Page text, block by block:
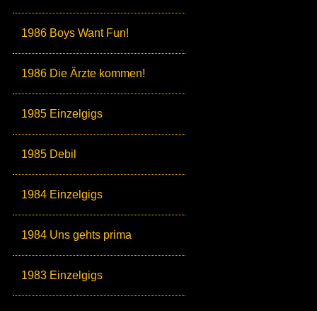
1986 Boys Want Fun!
1986 Die Ärzte kommen!
1985 Einzelgigs
1985 Debil
1984 Einzelgigs
1984 Uns gehts prima
1983 Einzelgigs